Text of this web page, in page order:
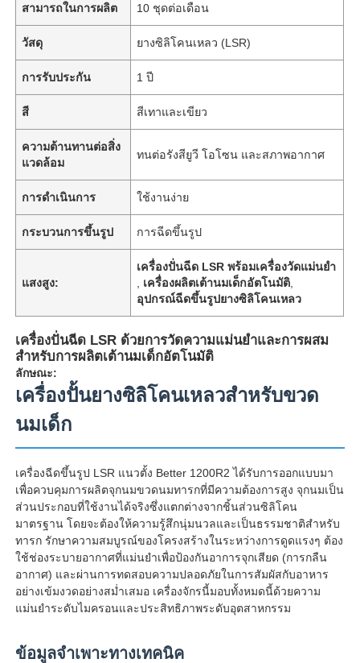
สามารถในการผลิต 10 ชุดต่อเดือน
วัสดุ ยางซิลิโคนเหลว (LSR)
การรับประกัน 1 ปี
สี สีเทาและเขียว
ความต้านทานต่อสิ่ง
แวดล้อม
ทนต่อรังสียูวี โอโซน และสภาพอากาศ
การดำเนินการ ใช้งานง่าย
กระบวนการขึ้นรูป การฉีดขึ้นรูป
แสงสูง:
เครื่องปั่นฉีด LSR พร้อมเครื่องวัดแม่นยํา
เครื่องผลิตเต้านมเด็กอัตโนมัติ
อุปกรณ์ฉีดขึ้นรูปยางซิลิโคนเหลว
เครื่องปั่นฉีด LSR ด้วยการวัดความแม่นยําและการผสม
สําหรับการผลิตเต้านมเด็กอัตโนมัติ
ลักษณะ:
เครื่องปั้นยางซิลิโคนเหลวสำหรับขวด
นมเด็ก
เครื่องฉีดขึ้นรูป LSR แนวตั้ง Better 1200R2 ได้รับการออกแบบมา
เพื่อควบคุมการผลิตจุกนมขวดนมทารกที่มีความต้องการสูง จุกนมเป็น
ส่วนประกอบที่ใช้งานได้จริงซึ่งแตกต่างจากชิ้นส่วนซิลิโคน
มาตรฐาน โดยจะต้องให้ความรู้สึกนุ่มนวลและเป็นธรรมชาติสำหรับ
ทารก รักษาความสมบูรณ์ของโครงสร้างในระหว่างการดูดแรงๆ ต้อง
ใช้ช่องระบายอากาศที่แม่นยำเพื่อป้องกันอาการจุกเสียด (การกลืน
อากาศ) และผ่านการทดสอบความปลอดภัยในการสัมผัสกับอาหาร
อย่างเข้มงวดอย่างสม่ำเสมอ เครื่องจักรนี้มอบทั้งหมดนี้ด้วยความ
แม่นยำระดับไมครอนและประสิทธิภาพระดับอุตสาหกรรม
ข้อมูลจำเพาะทางเทคนิค